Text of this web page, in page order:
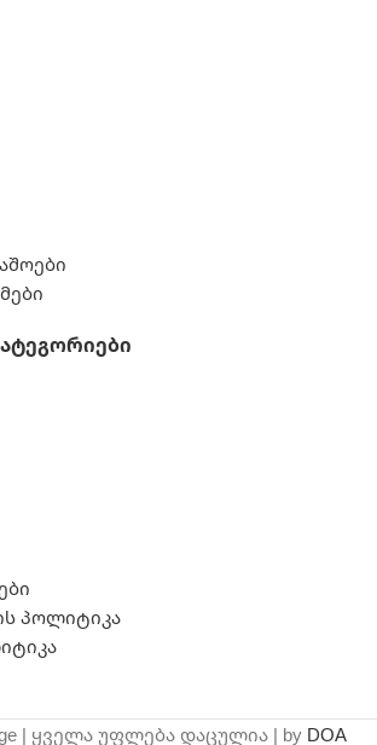
პოლიტიკა
| ყველა უფლება დაცულია | by DOA